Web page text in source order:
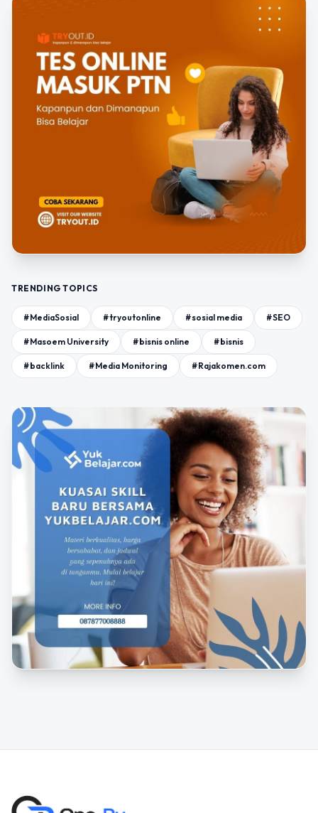
TRENDING TOPICS
#MediaSosial #tryoutonline #sosial media #SEO
#Masoem University #bisnis online #bisnis
#backlink #Media Monitoring #Rajakomen.com